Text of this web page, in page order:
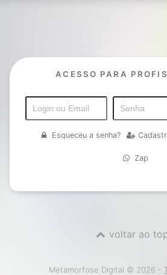
ACESSO PARA
Esqueceu a senha?
Zap
voltar ao
Metamorfose Digital © 2026 -